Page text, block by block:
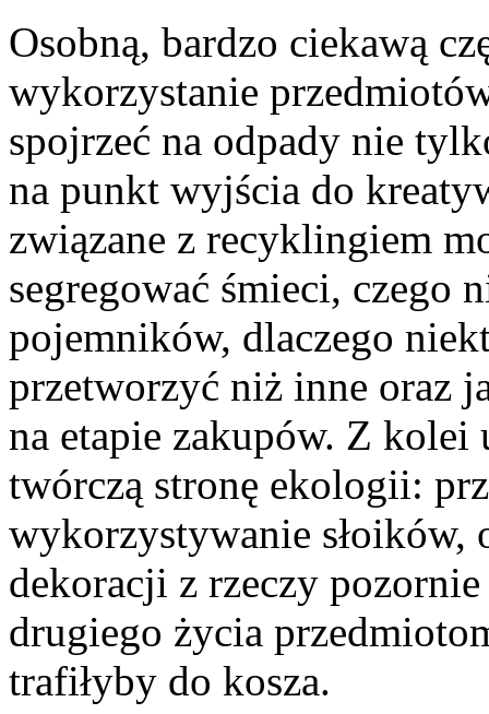
Osobną, bardzo ciekawą
wykorzystanie
spojrzeć na odpady nie
na punkt wyjścia do
związane z recyklingiem
segregować śmieci, czego
pojemników, dlaczego
przetworzyć niż inne oraz
na etapie zakupów. Z
twórczą stronę ekologii:
wykorzystywanie słoików,
dekoracji z rzeczy
drugiego życia
trafiłyby do kosza.